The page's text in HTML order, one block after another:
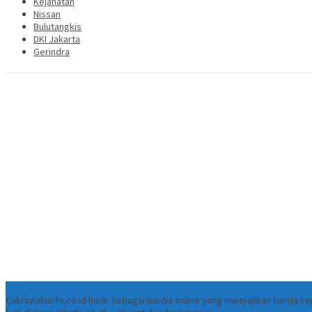
Nissan
Bulutangkis
DKI Jakarta
Gerindra
Cakrawalainfo.co.id hadir sebagai media online yang menyajikan berita